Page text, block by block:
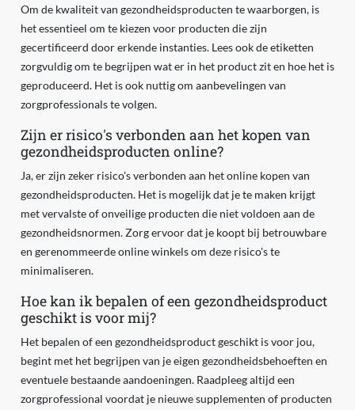
Om de kwaliteit van gezondheidsproducten te waarborgen, is
het essentieel om te kiezen voor producten die zijn
gecertificeerd door erkende instanties. Lees ook de etiketten
zorgvuldig om te begrijpen wat er in het product zit en hoe het is
geproduceerd. Het is ook nuttig om aanbevelingen van
zorgprofessionals te volgen.
Zijn er risico's verbonden aan het kopen van
gezondheidsproducten online?
Ja, er zijn zeker risico's verbonden aan het online kopen van
gezondheidsproducten. Het is mogelijk dat je te maken krijgt
met vervalste of onveilige producten die niet voldoen aan de
gezondheidsnormen. Zorg ervoor dat je koopt bij betrouwbare
en gerenommeerde online winkels om deze risico's te
minimaliseren.
Hoe kan ik bepalen of een gezondheidsproduct
geschikt is voor mij?
Het bepalen of een gezondheidsproduct geschikt is voor jou,
begint met het begrijpen van je eigen gezondheidsbehoeften en
eventuele bestaande aandoeningen. Raadpleeg altijd een
zorgprofessional voordat je nieuwe supplementen of producten